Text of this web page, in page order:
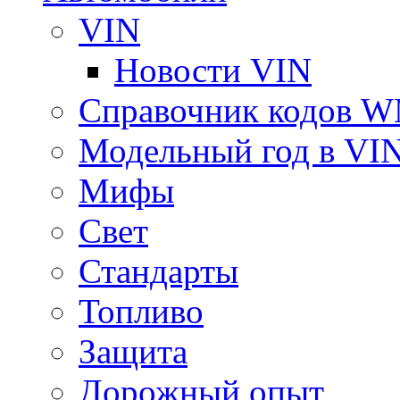
VIN
Новости VIN
Справочник кодов
Модельный год в
Мифы
Свет
Стандарты
Топливо
Защита
Дорожный опыт